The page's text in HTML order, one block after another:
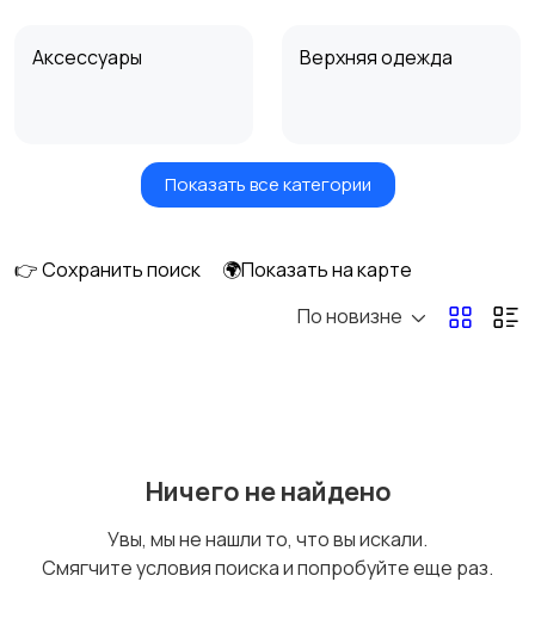
Аксессуары Верхняя одежда
Головные уборы Домашняя одежда
Нижнее белье
Показать все категории
👉 Сохранить поиск
🌍Показать на карте
По новизне
Ничего не найдено
Увы, мы не нашли то, что вы искали.
Смягчите условия поиска и попробуйте еще раз.